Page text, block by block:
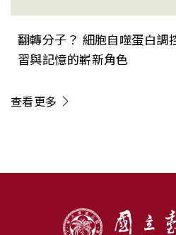
翻轉分子？ 細胞自噬蛋白調
習與記憶的嶄新角色
查看更多